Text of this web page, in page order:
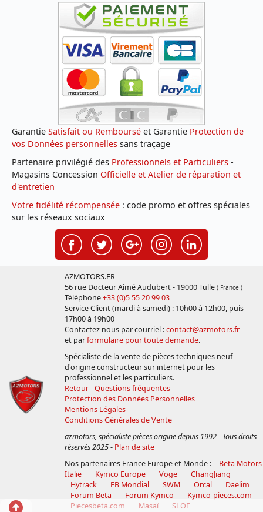
Garantie Satisfait ou Remboursé et Garantie Protection de
vos Données personnelles sans traçage
Partenaire privilégié des Professionnels et Particuliers -
Magasins Concession Officielle et Atelier de réparation et
d'entretien
Votre fidélité récompensée : code promo et offres spéciales
sur les réseaux sociaux
AZMOTORS.FR
56 rue Docteur Aimé Audubert - 19000 Tulle ( France )
Téléphone+33 (0)5 55 20 99 03
Service Client (mardi à samedi) : 10h00 à 12h00, puis
17h00 à 19h00
Contactez nous par courriel :contact@azmotors.fr
et parformulaire pour toute demande.
Spécialiste de la vente de pièces techniques neuf
d'origine constructeur sur internet pour les
professionnel et les particuliers.
Retour - Questions fréquentes
Protection des Données Personnelles
Mentions Légales
Conditions Générales de Vente
azmotors, spécialiste pièces origine depuis 1992 - Tous droits
réservés 2025- Plan de site
Nos partenaires France Europe et Monde :
Beta Motors
Italie
Kymco Europe Voge
ChangJiang
Hytrack
FB Mondial SWM Orcal
Daelim
Forum Beta
Forum Kymco
Kymco-pieces.com
Piecesbeta.com
Masaï SLOE
Retour